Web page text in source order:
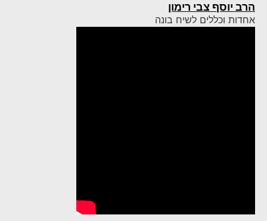
הרב יוסף צבי רימון
אחדות וכללים לשיח בונה